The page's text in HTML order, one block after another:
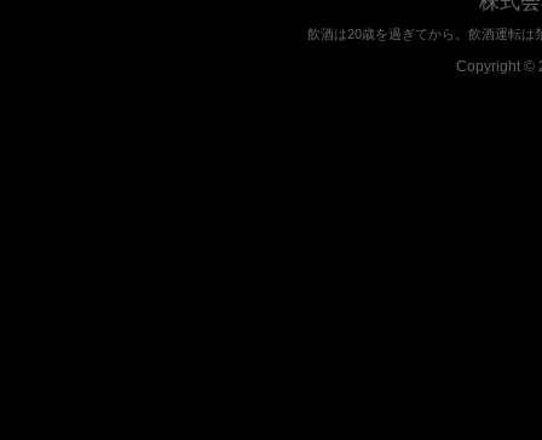
飲酒は20歳を過ぎてから。飲酒運転は
Copyright ©